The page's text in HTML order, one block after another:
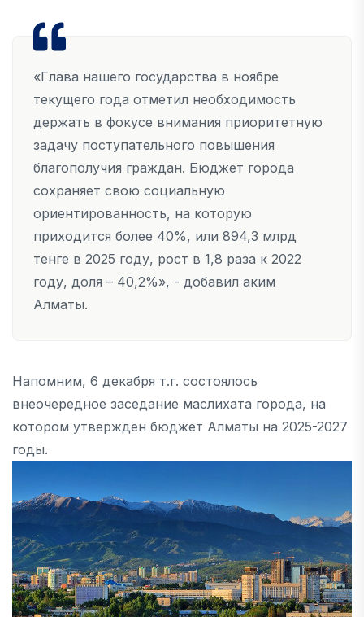
«Глава нашего государства в ноябре
текущего года отметил необходимость
держать в фокусе внимания приоритетную
задачу поступательного повышения
благополучия граждан. Бюджет города
сохраняет свою социальную
ориентированность, на которую
приходится более 40%, или 894,3 млрд
тенге в 2025 году, рост в 1,8 раза к 2022
году, доля – 40,2%», - добавил аким
Алматы.
Напомним, 6 декабря т.г. состоялось
внеочередное заседание маслихата города, на
котором утвержден бюджет Алматы на 2025-2027
годы.